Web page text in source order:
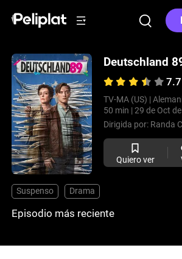
Deutschland
7.7
TV-MA (US) |
50 min | 29 de Oct
Dirigida por: Randa
Quiero ver
Suspenso Drama
Episodio más reciente